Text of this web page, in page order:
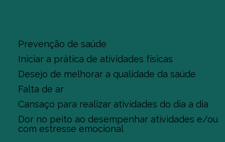
Prevenção de saúde
Iniciar a prática de atividades físicas
Desejo de melhorar a qualidade da saúde
Falta de ar
Cansaço para realizar atividades do dia a dia
Dor no peito ao desempenhar atividades e/ou
com estresse emocional